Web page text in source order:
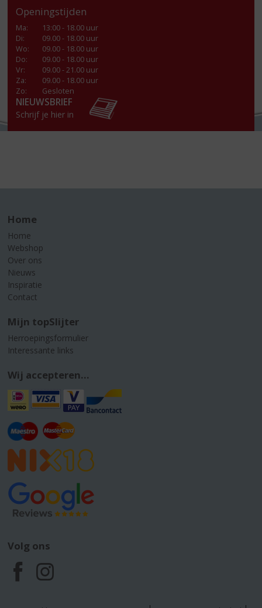
Openingstijden
Ma:
13:00 - 18.00 uur
Di:
09.00 - 18.00 uur
Wo:
09.00 - 18.00 uur
Do:
09.00 - 18.00 uur
Vr:
09.00 - 21.00 uur
Za:
09.00 - 18.00 uur
Zo:
Gesloten
NIEUWSBRIEF
Schrijf je hier in
Home
Home
Webshop
Over ons
Nieuws
Inspiratie
Contact
Mijn topSlijter
Herroepingsformulier
Interessante links
Wij accepteren...
Volg ons
F
I
n